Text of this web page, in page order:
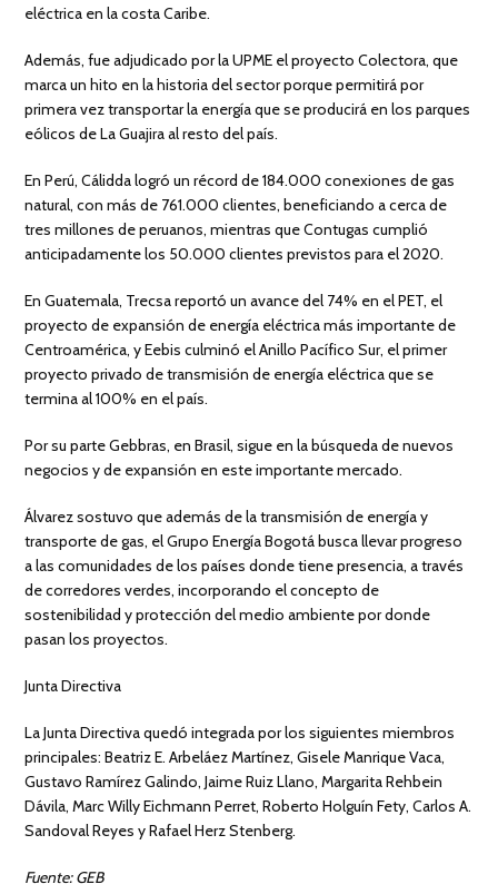
eléctrica en la costa Caribe.
Además, fue adjudicado por la UPME el proyecto Colectora, que
marca un hito en la historia del sector porque permitirá por
primera vez transportar la energía que se producirá en los parques
eólicos de La Guajira al resto del país.
En Perú, Cálidda logró un récord de 184.000 conexiones de gas
natural, con más de 761.000 clientes, beneficiando a cerca de
tres millones de peruanos, mientras que Contugas cumplió
anticipadamente los 50.000 clientes previstos para el 2020.
En Guatemala, Trecsa reportó un avance del 74% en el PET, el
proyecto de expansión de energía eléctrica más importante de
Centroamérica, y Eebis culminó el Anillo Pacífico Sur, el primer
proyecto privado de transmisión de energía eléctrica que se
termina al 100% en el país.
Por su parte Gebbras, en Brasil, sigue en la búsqueda de nuevos
negocios y de expansión en este importante mercado.
Álvarez sostuvo que además de la transmisión de energía y
transporte de gas, el Grupo Energía Bogotá busca llevar progreso
a las comunidades de los países donde tiene presencia, a través
de corredores verdes, incorporando el concepto de
sostenibilidad y protección del medio ambiente por donde
pasan los proyectos.
Junta Directiva
La Junta Directiva quedó integrada por los siguientes miembros
principales: Beatriz E. Arbeláez Martínez, Gisele Manrique Vaca,
Gustavo Ramírez Galindo, Jaime Ruiz Llano, Margarita Rehbein
Dávila, Marc Willy Eichmann Perret, Roberto Holguín Fety, Carlos A.
Sandoval Reyes y Rafael Herz Stenberg.
Fuente: GEB